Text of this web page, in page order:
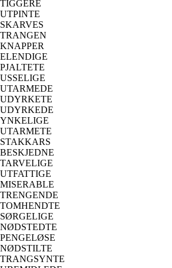
TIGGERE
UTPINTE
SKARVES
TRANGEN
KNAPPER
ELENDIGE
PJALTETE
USSELIGE
UTARMEDE
UDYRKETE
UDYRKEDE
YNKELIGE
UTARMETE
STAKKARS
BESKJEDNE
TARVELIGE
UTFATTIGE
MISERABLE
TRENGENDE
TOMHENDTE
SØRGELIGE
NØDSTEDTE
PENGELØSE
NØDSTILTE
TRANGSYNTE